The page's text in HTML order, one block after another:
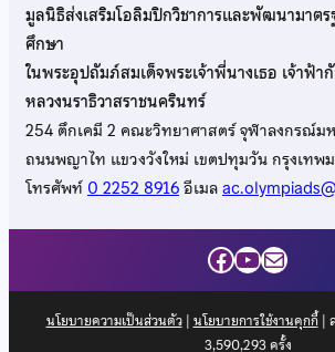
มูลนิธิส่งเสริมโอลิมปิกวิชาการและพัฒนามาต
ศึกษา
ในพระอุปถัมภ์สมเด็จพระเจ้าพี่นางเธอ เจ้าฟ้
หลวงนราธิวาสราชนครินทร์
254 ตึกเคมี 2 คณะวิทยาศาสตร์ จุฬาลงกรณ์ม
ถนนพญาไท แขวงวังใหม่ เขตปทุมวัน กรุงเทพ
โทรศัพท์0 2252 8916อีเมล
Facebook
YouTube
Mail
นโยบายความเป็นส่วนตัว| นโยบายการใช้งานคุกกี้|
3,590,293ครั้ง